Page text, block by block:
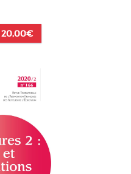
20,00€